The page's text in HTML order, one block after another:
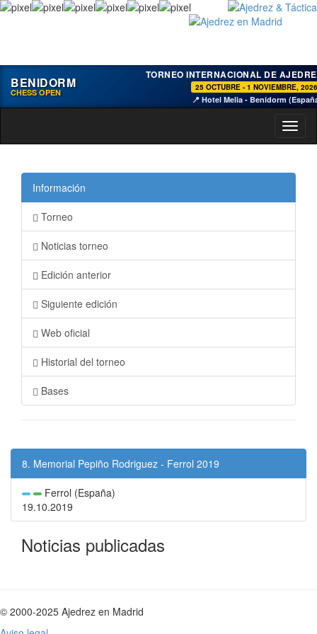
BENIDORM
CHESS OPEN
TORNEO INTERNACIONAL DE
25 OCTUBRE - 1 NOVIEMBRE, 2026
📍 Hotel Melia - Benidorm
Información
Torneo
Noticias torneo
Edición anterior
Siguiente edición
Web oficial
Historial del torneo
Bases
8. Memorial Pepiño Rodriguez - Ferrol 2019
Ferrol (España)
19.10.2019
Noticias publicadas
© 2000-2025 Ajedrez en Madrid